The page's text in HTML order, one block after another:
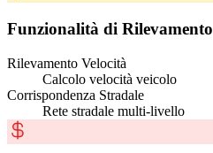
Funzionalità di Rilevamento
Rilevamento Velocità
Calcolo velocità veicolo
Corrispondenza Stradale
Rete stradale multi-livello